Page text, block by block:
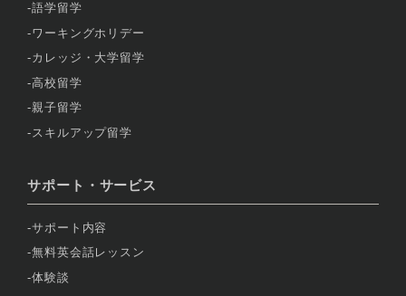
語学留学
ワーキングホリデー
カレッジ・大学留学
高校留学
親子留学
スキルアップ留学
サポート・サービス
サポート内容
無料英会話レッスン
体験談